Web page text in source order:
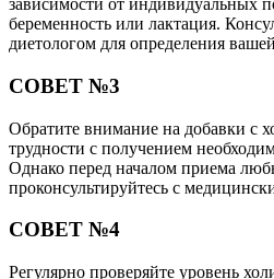
зависимости от индивидуальных
беременность или лактация.
диетологом для определения
СОВЕТ №3
Обратите внимание на добавки с
трудности с получением
Однако перед началом приема
проконсультируйтесь с
СОВЕТ №4
Регулярно проверяйте уровень